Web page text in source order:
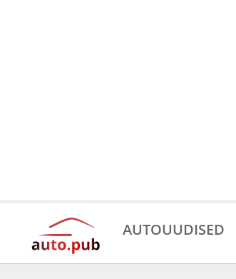
AUTOUUDISED